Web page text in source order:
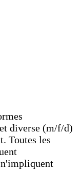
diverse (m/f/d)
Toutes les